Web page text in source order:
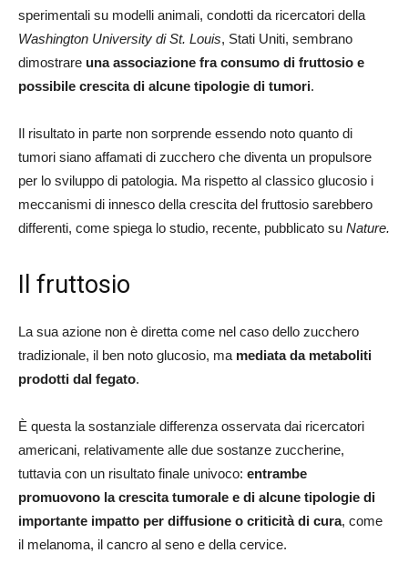
sperimentali su modelli animali, condotti da ricercatori della
Washington University di St. Louis, Stati Uniti, sembrano
dimostrare una associazione fra consumo di fruttosio e
possibile crescita di alcune tipologie di tumori.
Il risultato in parte non sorprende essendo noto quanto di
tumori siano affamati di zucchero che diventa un propulsore
per lo sviluppo di patologia. Ma rispetto al classico glucosio i
meccanismi di innesco della crescita del fruttosio sarebbero
differenti, come spiega lo studio, recente, pubblicato su Nature.
Il fruttosio
La sua azione non è diretta come nel caso dello zucchero
tradizionale, il ben noto glucosio, ma mediata da metaboliti
prodotti dal fegato.
È questa la sostanziale differenza osservata dai ricercatori
americani, relativamente alle due sostanze zuccherine,
tuttavia con un risultato finale univoco: entrambe
promuovono la crescita tumorale e di alcune tipologie di
importante impatto per diffusione o criticità di cura, come
il melanoma, il cancro al seno e della cervice.